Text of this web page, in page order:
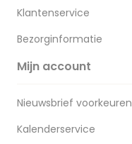
Klantenservice
Bezorginformatie
Mijn account
Nieuwsbrief voorkeuren
Kalenderservice